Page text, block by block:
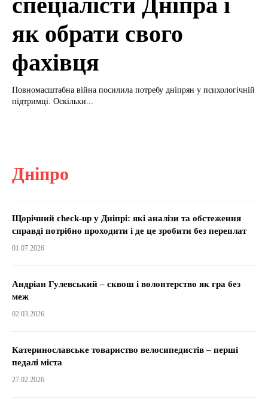
як обрати свого
фахівця
Повномасштабна війна посилила потребу дніпрян у психологічній
підтримці. Оскільки...
Дніпро
Щорічний check-up у Дніпрі: які аналізи та обстеження
справді потрібно проходити і де це зробити без переплат
01.07.2026
Андріан Гулевський – сквош і волонтерство як гра без
меж
02.03.2026
Катеринославське товариство велосипедистів – перші
педалі міста
27.02.2026